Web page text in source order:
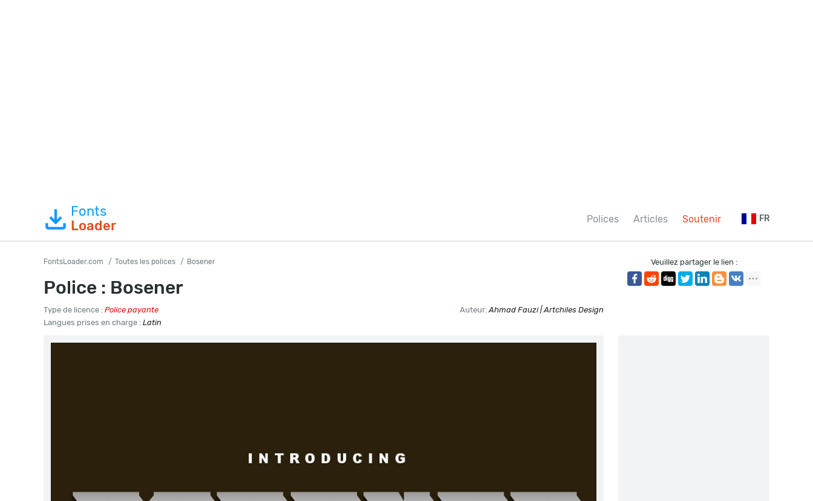
Fonts
Loader
Polices Articles Soutenir FR
FontsLoader.com Toutes les polices Bosener
Police : Bosener
Type de licence : Police payante Auteur:Ahmad Fauzi | Artchiles Design
Langues prises en charge : Latin
Veuillez partager le lien :